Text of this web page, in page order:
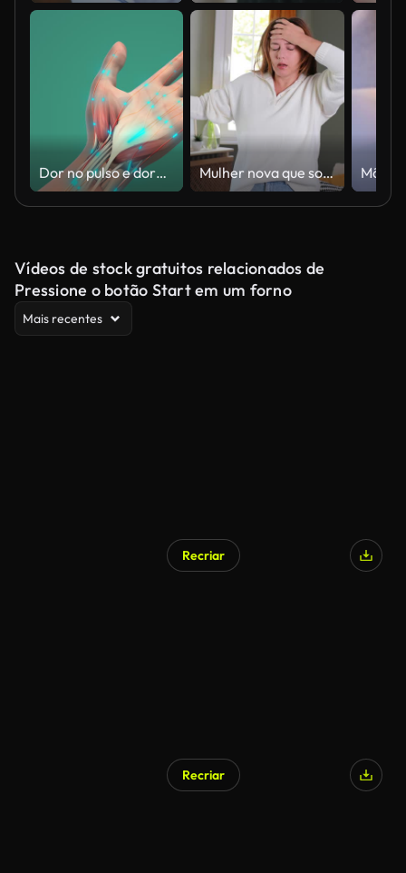
Dor no pulso e dormência da síndrome do túnel do carpo Mulher nova que sofre de vertigem ou tontura problema do cérebro ou ouvido interno
Vídeos de stock gratuitos relacionados de
Pressione o botão Start em um forno
Mais recentes
Recriar
Recriar